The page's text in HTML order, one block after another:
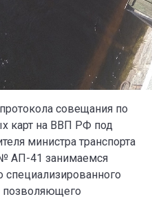
совещания по
карт на ВВП РФ под
министра транспорта
АП-41 занимаемся
специализированного
позволяющего